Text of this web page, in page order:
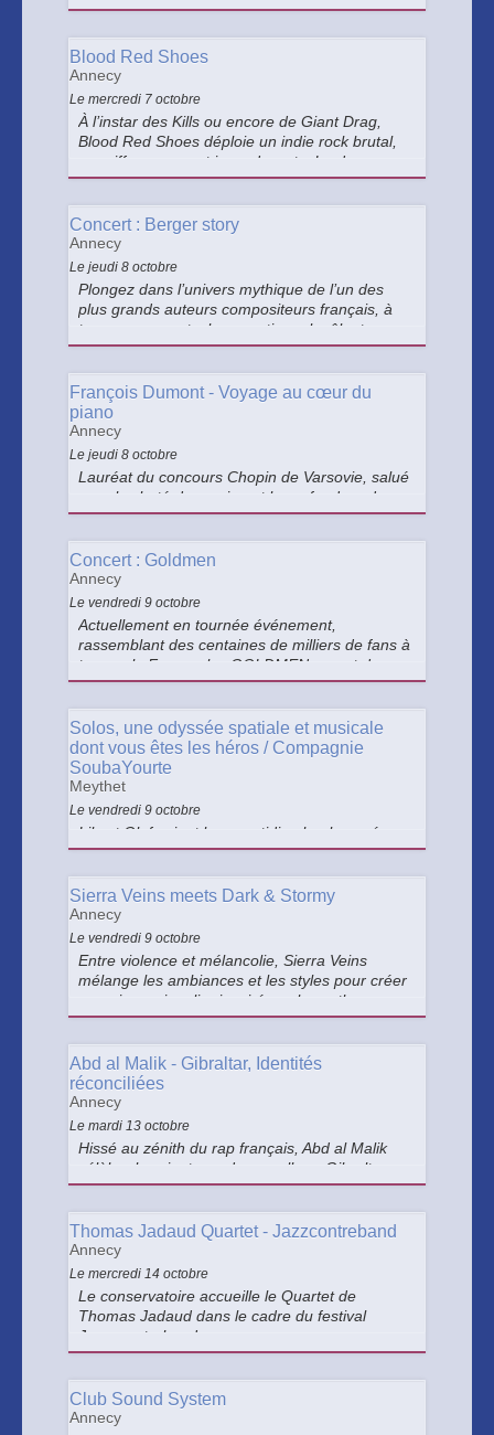
concert exceptionnel mêlant jazz latin, bossa
Blood Red Shoes
Annecy
Le mercredi 7 octobre
À l’instar des Kills ou encore de Giant Drag,
Blood Red Shoes déploie un indie rock brutal,
aux riffs rageurs et incandscents. Le duo nous
prépare un set bruyant, mêlant classiques et
Concert : Berger story
Annecy
Le jeudi 8 octobre
Plongez dans l’univers mythique de l’un des
plus grands auteurs compositeurs français, à
travers un spectacle exceptionnel mêlant
émotion, énergie et passion.
François Dumont - Voyage au cœur du
piano
Annecy
Le jeudi 8 octobre
Lauréat du concours Chopin de Varsovie, salué
pour la clarté de son jeu et la profondeur de
ses interprétations, François Dumont possède
élégance naturelle.
Concert : Goldmen
Annecy
Le vendredi 9 octobre
Actuellement en tournée événement,
rassemblant des centaines de milliers de fans à
travers la France, les GOLDMEN seront de
retour en 2026 pour un nouveau show 100%
celui du trio Fredericks, Goldman & Jones.
Solos, une odyssée spatiale et musicale
dont vous êtes les héros / Compagnie
SoubaYourte
Meythet
Le vendredi 9 octobre
Lily et Olaf voient leur quotidien bouleversé
quand Solos enferme tout le monde chez soi.
Une odyssée musicale et poétique qui aborde
avec tendresse solitude, liberté et imagination.
Sierra Veins meets Dark & Stormy
Annecy
Le vendredi 9 octobre
Entre violence et mélancolie, Sierra Veins
mélange les ambiances et les styles pour créer
un univers singulier inspiré par la synthwave,
l'Ebm et la darkwave. Et pour compléter cette
Dietrich et Ghost Dance !
Abd al Malik - Gibraltar, Identités
réconciliées
Annecy
Le mardi 13 octobre
Hissé au zénith du rap français, Abd al Malik
célèbre les vingt ans de son album Gibraltar,
devenu culte. Mêlant chant, slam, danse et
l’urgence de la réconciliation des identités
multiples.
Thomas Jadaud Quartet - Jazzcontreband
Annecy
Le mercredi 14 octobre
Le conservatoire accueille le Quartet de
Thomas Jadaud dans le cadre du festival
Jaczzcontreband.
Club Sound System
Annecy